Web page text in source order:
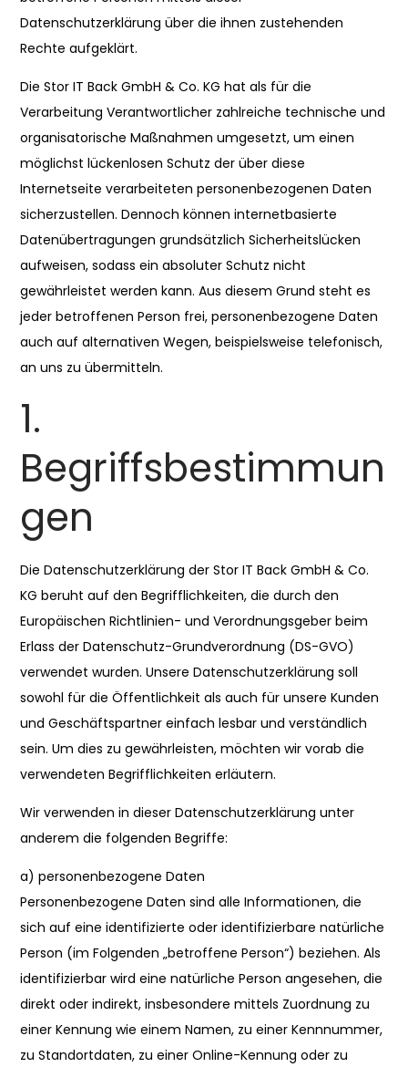
Datenschutzerklärung über die ihnen zustehenden
Rechte aufgeklärt.
Die Stor IT Back GmbH & Co. KG hat als für die
Verarbeitung Verantwortlicher zahlreiche technische und
organisatorische Maßnahmen umgesetzt, um einen
möglichst lückenlosen Schutz der über diese
Internetseite verarbeiteten personenbezogenen Daten
sicherzustellen. Dennoch können internetbasierte
Datenübertragungen grundsätzlich Sicherheitslücken
aufweisen, sodass ein absoluter Schutz nicht
gewährleistet werden kann. Aus diesem Grund steht es
jeder betroffenen Person frei, personenbezogene Daten
auch auf alternativen Wegen, beispielsweise telefonisch,
an uns zu übermitteln.
1.
Begriffsbestimmun
gen
Die Datenschutzerklärung der Stor IT Back GmbH & Co.
KG beruht auf den Begrifflichkeiten, die durch den
Europäischen Richtlinien- und Verordnungsgeber beim
Erlass der Datenschutz-Grundverordnung (DS-GVO)
verwendet wurden. Unsere Datenschutzerklärung soll
sowohl für die Öffentlichkeit als auch für unsere Kunden
und Geschäftspartner einfach lesbar und verständlich
sein. Um dies zu gewährleisten, möchten wir vorab die
verwendeten Begrifflichkeiten erläutern.
Wir verwenden in dieser Datenschutzerklärung unter
anderem die folgenden Begriffe:
a) personenbezogene Daten
Personenbezogene Daten sind alle Informationen, die
sich auf eine identifizierte oder identifizierbare natürliche
Person (im Folgenden „betroffene Person“) beziehen. Als
identifizierbar wird eine natürliche Person angesehen, die
direkt oder indirekt, insbesondere mittels Zuordnung zu
einer Kennung wie einem Namen, zu einer Kennnummer,
zu Standortdaten, zu einer Online-Kennung oder zu